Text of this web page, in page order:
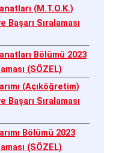
(M.T.O.K.)
Başarı Sıralaması
Bölümü 2023
(SÖZEL)
(Açıköğretim)
Başarı Sıralaması
Bölümü 2023
(SÖZEL)